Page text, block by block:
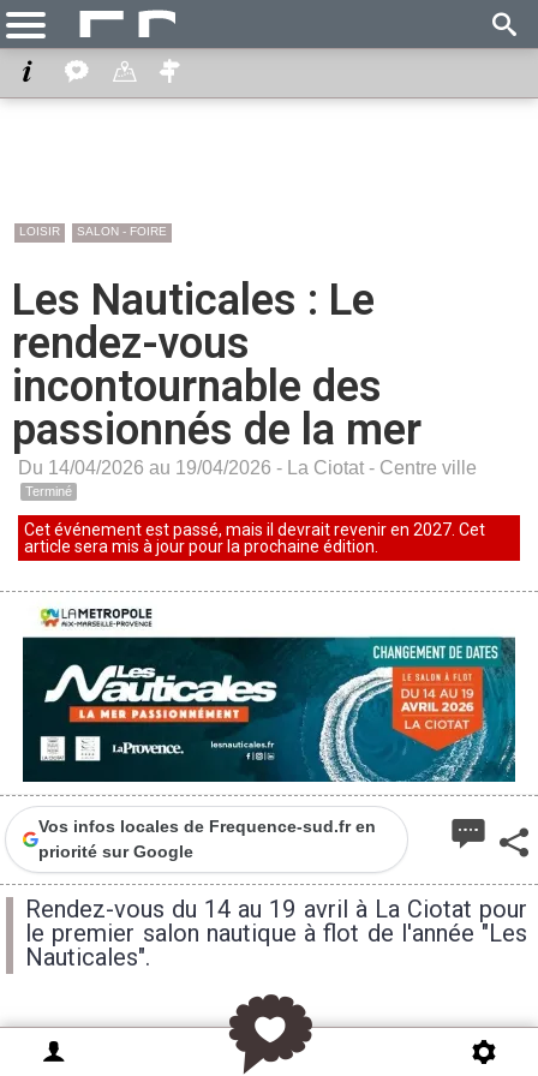
LOISIR SALON - FOIRE
Les Nauticales : Le
rendez-vous
incontournable des
passionnés de la mer
Du 14/04/2026 au 19/04/2026 - La Ciotat - Centre ville
Terminé
Cet événement est passé, mais il devrait revenir en 2027. Cet
article sera mis à jour pour la prochaine édition.
Vos infos locales de Frequence-sud.fr en
priorité sur Google
Rendez-vous du 14 au 19 avril à La Ciotat pour
le premier salon nautique à flot de l'année "Les
Nauticales".
Le Salon Nautique Les Nauticaless'apprête à
ouvrir ses portes pour une édition exceptionnelle,